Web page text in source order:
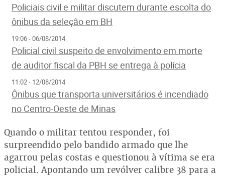
Policiais civil e militar discutem durante escolta do
ônibus da seleção em BH
19:06 - 06/08/2014
Policial civil suspeito de envolvimento em morte
de auditor fiscal da PBH se entrega à polícia
11:02 - 12/08/2014
Ônibus que transporta universitários é incendiado
no Centro-Oeste de Minas
Quando o militar tentou responder, foi
surpreendido pelo bandido armado que lhe
agarrou pelas costas e questionou à vítima se era
policial. Apontando um revólver calibre 38 para a